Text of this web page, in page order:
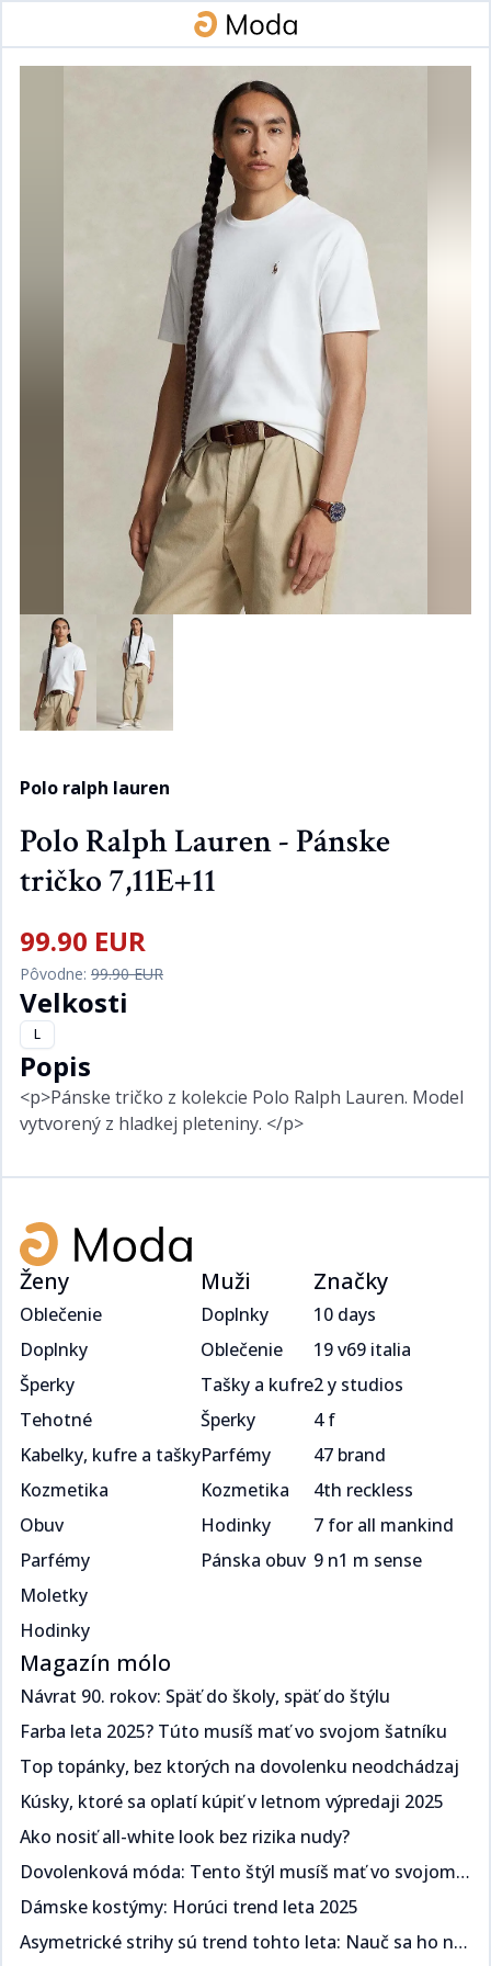
Polo ralph lauren
Polo Ralph Lauren - Pánske
tričko 7,11E+11
99.90 EUR
Pôvodne: 99.90 EUR
Velkosti
L
Popis
<p>Pánske tričko z kolekcie Polo Ralph Lauren. Model
vytvorený z hladkej pleteniny. </p>
Ženy
Oblečenie
Doplnky
Šperky
Tehotné
Kabelky, kufre a tašky
Kozmetika
Obuv
Parfémy
Moletky
Hodinky
Muži
Doplnky
Oblečenie
Tašky a kufre
Šperky
Parfémy
Kozmetika
Hodinky
Pánska obuv
Značky
10 days
19 v69 italia
2 y studios
4 f
47 brand
4th reckless
7 for all mankind
9 n1 m sense
Magazín mólo
Návrat 90. rokov: Späť do školy, späť do štýlu​​​​‌ ‍ ​‍​‍‌‍ ‌ ​‍‌‍‍‌‌‍‌ ‌‍‍‌‌‍ ‍​‍​‍​ ‍‍​‍​‍‌ ​ ‌‍​‌‌‍ ‍‌‍‍‌‌ ‌​‌ ‍‌​‍ ‍‌‍‍‌‌‍ ​‍​‍​‍ ​​‍​‍‌‍‍​‌ ​‍‌‍‌‌‌‍‌‍​‍​‍​ ‍‍​‍​‍‌‍‍​‌ ‌​‌ ‌​‌ ​​​ ‍‍​‍ ​‍ ‌‍ ​‌‍ ‌‍​ ‌‍​‌‌‍ ​‌‍‍​‌‍ ‌ ​ ‌ ‌​​ ‍‍​ ​ ​ ​​​ ​​​ ​​​‍ ‌ ​ ‌ ‌​‌ ‌‌‌‍‌​‌‍‍‌‌‍ ​‍ ‌‍‍‌‌‍ ‍‌ ‌​‌‍‌‌‌‍ ‍‌ ‌​​‍ ‌‍‌‌‌‍‌​‌‍‍‌‌ ‌​​‍ ‌‍ ‌‌‍ ‌‍‌​‌‍‌‌​ ‌‌ ​​‌ ​‍‌‍‌‌‌ ​ ‌‍‌‌‌‍ ‍‌ ‌​‌‍​‌‌ ‌​‌‍‍‌‌‍ ‌‍ ‍​ ‍ ‌‍‍‌‌‍‌​​ ‌​ ​‍‌‍​ ‌‍​ ‌‍‌​​ ‍​​ ‍​​ ‌‌​ ​‌​‍ ‌​ ‍​​ ​ ‌‍​‌​ ​‌​‍ ‌​ ‌​‌‍‌​​ ​‌​ ​‍​‍ ‌‌‍​‌‌‍​‌​ ​​​ ​​​‍ ‌​ ‍‌​ ‌ ​ ​‌‌‍​ ​ ​‌​ ​‌‌‍​‍‌‍‌​​ ​‍‌‍‌​‌‍‌‍​ ‌ ​ ‍ ‌ ‌​‌ ‍‌‌ ​​‌‍‌‌​ ‌‌ ​​‌‍ ‌ ​ ‌ ‌​​ ‍ ‌ ​​‌‍​‌‌ ‌​‌‍‍​​ ‌‌ ‌​‌‍‍‌‌ ‌​‌‍ ​‌‍‌‌​ ‌‍​‍‌‍​‌‌ ​ ‌‍‌‌‌‌‌‌‌ ​‍‌‍ ​​ ‌‌‍‍​‌ ‌​‌ ‌​‌ ​​​‍‌‌​ ​ ‌​​‌​‍‌‌​ ​‍‌​‌‍​‍‌‌​ ​‍‌​‌‍‌‍ ​‌‍ ‌‍​ ‌‍​‌‌‍ ​‌‍‍​‌‍ ‌ ​ ‌ ‌​​‍‌‌​ ​ ‌​​‌​ ​ ​ ​​​ ​​​ ​​​‍‌‌​ ​‍‌​‌‍‌ ​ ‌ ‌​‌ ‌‌‌‍‌​‌‍‍‌‌‍ ​‍‌‍‌‍‍‌‌‍‌​​ ‌​ ​‍‌‍​ ‌‍​ ‌‍‌​​ ‍​​ ‍​​ ‌‌​ ​‌​‍ ‌​ ‍​​ ​ ‌‍​‌​ ​‌​‍ ‌​ ‌​‌‍‌​​ ​‌​ ​‍​‍ ‌‌‍​‌‌‍​‌​ ​​​ ​​​‍ ‌​ ‍‌​ ‌ ​ ​‌‌‍​ ​ ​‌​ ​‌‌‍​‍‌‍‌​​ ​‍‌‍‌​‌‍‌‍​ ‌ ​‍‌‍‌ ‌​‌ ‍‌‌ ​​‌‍‌‌​ ‌‌ ​​‌‍ ‌ ​ ‌ ‌​​‍‌‍‌ ​​‌‍​‌‌ ‌​‌‍‍​​ ‌‌ ‌​‌‍‍‌‌ ‌​‌‍ ​‌‍‌‌​‍‌‍‌ ​​‌‍‌‌‌ ​‍‌ ​ ‌ ​​‌‍‌‌‌‍​ ‌ ‌​‌‍‍‌‌ ‌‍‌‍‌‌​ ‌‌ ​​‌ ‌‌‌‍​‍‌‍ ​‌‍‍‌‌ ​ ‌‍‍​‌‍‌‌‌‍‌​​‍​‍‌ ‌
Farba leta 2025? Túto musíš mať vo svojom šatníku ​​​​‌ ‍ ​‍​‍‌‍ ‌ ​‍‌‍‍‌‌‍‌ ‌‍‍‌‌‍ ‍​‍​‍​ ‍‍​‍​‍‌ ​ ‌‍​‌‌‍ ‍‌‍‍‌‌ ‌​‌ ‍‌​‍ ‍‌‍‍‌‌‍ ​‍​‍​‍ ​​‍​‍‌‍‍​‌ ​‍‌‍‌‌‌‍‌‍​‍​‍​ ‍‍​‍​‍‌‍‍​‌ ‌​‌ ‌​‌ ​​​ ‍‍​‍ ​‍ ‌‍ ​‌‍ ‌‍​ ‌‍​‌‌‍ ​‌‍‍​‌‍ ‌ ​ ‌ ‌​​ ‍‍​ ​ ​ ​​​ ​​​ ​​​‍ ‌ ​ ‌ ‌​‌ ‌‌‌‍‌​‌‍‍‌‌‍ ​‍ ‌‍‍‌‌‍ ‍‌ ‌​‌‍‌‌‌‍ ‍‌ ‌​​‍ ‌‍‌‌‌‍‌​‌‍‍‌‌ ‌​​‍ ‌‍ ‌‌‍ ‌‍‌​‌‍‌‌​ ‌‌ ​​‌ ​‍‌‍‌‌‌ ​ ‌‍‌‌‌‍ ‍‌ ‌​‌‍​‌‌ ‌​‌‍‍‌‌‍ ‌‍ ‍​ ‍ ‌‍‍‌‌‍‌​​ ‌​ ​‌‌‍​‌​ ‌​​ ‌‍​ ​​‌‍​‌​ ​‍‌‍​‍​‍ ‌​ ‍​‌‍​‍‌‍​‍‌‍‌‍​‍ ‌​ ‌​‌‍‌‍​ ​​​ ​‍​‍ ‌‌‍​‌‌‍​‍​ ‌ ‌‍‌‍​‍ ‌‌‍‌‍​ ‍‌‌‍​ ‌‍​‍​ ‍‌​ ‍‌‌‍‌‌​ ​​‌‍‌‍​ ​ ‌‍‌​​ ​‍​ ‍ ‌ ‌​‌ ‍‌‌ ​​‌‍‌‌​ ‌‌ ​​‌‍ ‌ ​ ‌ ‌​​ ‍ ‌ ​​‌‍​‌‌ ‌​‌‍‍​​ ‌‌ ‌​‌‍‍‌‌ ‌​‌‍ ​‌‍‌‌​ ‌‍​‍‌‍​‌‌ ​ ‌‍‌‌‌‌‌‌‌ ​‍‌‍ ​​ ‌‌‍‍​‌ ‌​‌ ‌​‌ ​​​‍‌‌​ ​ ‌​​‌​‍‌‌​ ​‍‌​‌‍​‍‌‌​ ​‍‌​‌‍‌‍ ​‌‍ ‌‍​ ‌‍​‌‌‍ ​‌‍‍​‌‍ ‌ ​ ‌ ‌​​‍‌‌​ ​ ‌​​‌​ ​ ​ ​​​ ​​​ ​​​‍‌‌​ ​‍‌​‌‍‌ ​ ‌ ‌​‌ ‌‌‌‍‌​‌‍‍‌‌‍ ​‍‌‍‌‍‍‌‌‍‌​​ ‌​ ​‌‌‍​‌​ ‌​​ ‌‍​ ​​‌‍​‌​ ​‍‌‍​‍​‍ ‌​ ‍​‌‍​‍‌‍​‍‌‍‌‍​‍ ‌​ ‌​‌‍‌‍​ ​​​ ​‍​‍ ‌‌‍​‌‌‍​‍​ ‌ ‌‍‌‍​‍ ‌‌‍‌‍​ ‍‌‌‍​ ‌‍​‍​ ‍‌​ ‍‌‌‍‌‌​ ​​‌‍‌‍​ ​ ‌‍‌​​ ​‍​‍‌‍‌ ‌​‌ ‍‌‌ ​​‌‍‌‌​ ‌‌ ​​‌‍ ‌ ​ ‌ ‌​​‍‌‍‌ ​​‌‍​‌‌ ‌​‌‍‍​​ ‌‌ ‌​‌‍‍‌‌ ‌​‌‍ ​‌‍‌‌​‍‌‍‌ ​​‌‍‌‌‌ ​‍‌ ​ ‌ ​​‌‍‌‌‌‍​ ‌ ‌​‌‍‍‌‌ ‌‍‌‍‌‌​ ‌‌ ​​‌ ‌‌‌‍​‍‌‍ ​‌‍‍‌‌ ​ ‌‍‍​‌‍‌‌‌‍‌​​‍​‍‌ ‌
Top topánky, bez ktorých na dovolenku neodchádzaj​​​​‌ ‍ ​‍​‍‌‍ ‌ ​‍‌‍‍‌‌‍‌ ‌‍‍‌‌‍ ‍​‍​‍​ ‍‍​‍​‍‌ ​ ‌‍​‌‌‍ ‍‌‍‍‌‌ ‌​‌ ‍‌​‍ ‍‌‍‍‌‌‍ ​‍​‍​‍ ​​‍​‍‌‍‍​‌ ​‍‌‍‌‌‌‍‌‍​‍​‍​ ‍‍​‍​‍‌‍‍​‌ ‌​‌ ‌​‌ ​​​ ‍‍​‍ ​‍ ‌‍ ​‌‍ ‌‍​ ‌‍​‌‌‍ ​‌‍‍​‌‍ ‌ ​ ‌ ‌​​ ‍‍​ ​ ​ ​​​ ​​​ ​​​‍ ‌ ​ ‌ ‌​‌ ‌‌‌‍‌​‌‍‍‌‌‍ ​‍ ‌‍‍‌‌‍ ‍‌ ‌​‌‍‌‌‌‍ ‍‌ ‌​​‍ ‌‍‌‌‌‍‌​‌‍‍‌‌ ‌​​‍ ‌‍ ‌‌‍ ‌‍‌​‌‍‌‌​ ‌‌ ​​‌ ​‍‌‍‌‌‌ ​ ‌‍‌‌‌‍ ‍‌ ‌​‌‍​‌‌ ‌​‌‍‍‌‌‍ ‌‍ ‍​ ‍ ‌‍‍‌‌‍‌​​ ‌​ ​‌​ ‍‌​ ​‍‌‍​ ​ ‌ ​ ​‌​ ‌‌​ ​‍​‍ ‌‌‍​‌‌‍​‌​ ‍​‌‍​‍​‍ ‌​ ‌​​ ‌‌​ ‍‌‌‍‌‍​‍ ‌‌‍​‌​ ‍​​ ‌ ​ ‍​​‍ ‌​ ‍‌​ ‌ ​ ​​​ ‍‌‌‍​ ​ ‍​​ ‍‌​ ​‍​ ​​‌‍‌‍‌‍​‍‌‍‌‌​ ‍ ‌ ‌​‌ ‍‌‌ ​​‌‍‌‌​ ‌‌ ​​‌‍ ‌ ​ ‌ ‌​​ ‍ ‌ ​​‌‍​‌‌ ‌​‌‍‍​​ ‌‌ ‌​‌‍‍‌‌ ‌​‌‍ ​‌‍‌‌​ ‌‍​‍‌‍​‌‌ ​ ‌‍‌‌‌‌‌‌‌ ​‍‌‍ ​​ ‌‌‍‍​‌ ‌​‌ ‌​‌ ​​​‍‌‌​ ​ ‌​​‌​‍‌‌​ ​‍‌​‌‍​‍‌‌​ ​‍‌​‌‍‌‍ ​‌‍ ‌‍​ ‌‍​‌‌‍ ​‌‍‍​‌‍ ‌ ​ ‌ ‌​​‍‌‌​ ​ ‌​​‌​ ​ ​ ​​​ ​​​ ​​​‍‌‌​ ​‍‌​‌‍‌ ​ ‌ ‌​‌ ‌‌‌‍‌​‌‍‍‌‌‍ ​‍‌‍‌‍‍‌‌‍‌​​ ‌​ ​‌​ ‍‌​ ​‍‌‍​ ​ ‌ ​ ​‌​ ‌‌​ ​‍​‍ ‌‌‍​‌‌‍​‌​ ‍​‌‍​‍​‍ ‌​ ‌​​ ‌‌​ ‍‌‌‍‌‍​‍ ‌‌‍​‌​ ‍​​ ‌ ​ ‍​​‍ ‌​ ‍‌​ ‌ ​ ​​​ ‍‌‌‍​ ​ ‍​​ ‍‌​ ​‍​ ​​‌‍‌‍‌‍​‍‌‍‌‌​‍‌‍‌ ‌​‌ ‍‌‌ ​​‌‍‌‌​ ‌‌ ​​‌‍ ‌ ​ ‌ ‌​​‍‌‍‌ ​​‌‍​‌‌ ‌​‌‍‍​​ ‌‌ ‌​‌‍‍‌‌ ‌​‌‍ ​‌‍‌‌​‍‌‍‌ ​​‌‍‌‌‌ ​‍‌ ​ ‌ ​​‌‍‌‌‌‍​ ‌ ‌​‌‍‍‌‌ ‌‍‌‍‌‌​ ‌‌ ​​‌ ‌‌‌‍​‍‌‍ ​‌‍‍‌‌ ​ ‌‍‍​‌‍‌‌‌‍‌​​‍​‍‌ ‌
Kúsky, ktoré sa oplatí kúpiť v letnom výpredaji 2025​​​​‌ ‍ ​‍​‍‌‍ ‌ ​‍‌‍‍‌‌‍‌ ‌‍‍‌‌‍ ‍​‍​‍​ ‍‍​‍​‍‌ ​ ‌‍​‌‌‍ ‍‌‍‍‌‌ ‌​‌ ‍‌​‍ ‍‌‍‍‌‌‍ ​‍​‍​‍ ​​‍​‍‌‍‍​‌ ​‍‌‍‌‌‌‍‌‍​‍​‍​ ‍‍​‍​‍‌‍‍​‌ ‌​‌ ‌​‌ ​​​ ‍‍​‍ ​‍ ‌‍ ​‌‍ ‌‍​ ‌‍​‌‌‍ ​‌‍‍​‌‍ ‌ ​ ‌ ‌​​ ‍‍​ ​ ​ ​​​ ​​​ ​​​‍ ‌ ​ ‌ ‌​‌ ‌‌‌‍‌​‌‍‍‌‌‍ ​‍ ‌‍‍‌‌‍ ‍‌ ‌​‌‍‌‌‌‍ ‍‌ ‌​​‍ ‌‍‌‌‌‍‌​‌‍‍‌‌ ‌​​‍ ‌‍ ‌‌‍ ‌‍‌​‌‍‌‌​ ‌‌ ​​‌ ​‍‌‍‌‌‌ ​ ‌‍‌‌‌‍ ‍‌ ‌​‌‍​‌‌ ‌​‌‍‍‌‌‍ ‌‍ ‍​ ‍ ‌‍‍‌‌‍‌​​ ‌‌‍​‌‌‍​‍​ ​ ​ ‌​‌‍‌​‌‍‌‌​ ​ ‌‍‌​​‍ ‌​ ‍‌​ ​‌​ ‍‌​ ​‍​‍ ‌​ ‌​‌‍​‌​ ​‌​ ‍​​‍ ‌‌‍​‌​ ‌‌​ ‍​‌‍‌‌​‍ ‌‌‍‌‍​ ‌‌‌‍​‌‌‍​‌​ ​‌‌‍​ ​ ‍‌​ ‌ ‌‍‌​‌‍​‌​ ​​‌‍​ ​ ‍ ‌ ‌​‌ ‍‌‌ ​​‌‍‌‌​ ‌‌ ​​‌‍ ‌ ​ ‌ ‌​​ ‍ ‌ ​​‌‍​‌‌ ‌​‌‍‍​​ ‌‌ ‌​‌‍‍‌‌ ‌​‌‍ ​‌‍‌‌​ ‌‍​‍‌‍​‌‌ ​ ‌‍‌‌‌‌‌‌‌ ​‍‌‍ ​​ ‌‌‍‍​‌ ‌​‌ ‌​‌ ​​​‍‌‌​ ​ ‌​​‌​‍‌‌​ ​‍‌​‌‍​‍‌‌​ ​‍‌​‌‍‌‍ ​‌‍ ‌‍​ ‌‍​‌‌‍ ​‌‍‍​‌‍ ‌ ​ ‌ ‌​​‍‌‌​ ​ ‌​​‌​ ​ ​ ​​​ ​​​ ​​​‍‌‌​ ​‍‌​‌‍‌ ​ ‌ ‌​‌ ‌‌‌‍‌​‌‍‍‌‌‍ ​‍‌‍‌‍‍‌‌‍‌​​ ‌‌‍​‌‌‍​‍​ ​ ​ ‌​‌‍‌​‌‍‌‌​ ​ ‌‍‌​​‍ ‌​ ‍‌​ ​‌​ ‍‌​ ​‍​‍ ‌​ ‌​‌‍​‌​ ​‌​ ‍​​‍ ‌‌‍​‌​ ‌‌​ ‍​‌‍‌‌​‍ ‌‌‍‌‍​ ‌‌‌‍​‌‌‍​‌​ ​‌‌‍​ ​ ‍‌​ ‌ ‌‍‌​‌‍​‌​ ​​‌‍​ ​‍‌‍‌ ‌​‌ ‍‌‌ ​​‌‍‌‌​ ‌‌ ​​‌‍ ‌ ​ ‌ ‌​​‍‌‍‌ ​​‌‍​‌‌ ‌​‌‍‍​​ ‌‌ ‌​‌‍‍‌‌ ‌​‌‍ ​‌‍‌‌​‍‌‍‌ ​​‌‍‌‌‌ ​‍‌ ​ ‌ ​​‌‍‌‌‌‍​ ‌ ‌​‌‍‍‌‌ ‌‍‌‍‌‌​ ‌‌ ​​‌ ‌‌‌‍​‍‌‍ ​‌‍‍‌‌ ​ ‌‍‍​‌‍‌‌‌‍‌​​‍​‍‌ ‌
Ako nosiť all-white look bez rizika nudy?​​​​‌ ‍ ​‍​‍‌‍ ‌ ​‍‌‍‍‌‌‍‌ ‌‍‍‌‌‍ ‍​‍​‍​ ‍‍​‍​‍‌ ​ ‌‍​‌‌‍ ‍‌‍‍‌‌ ‌​‌ ‍‌​‍ ‍‌‍‍‌‌‍ ​‍​‍​‍ ​​‍​‍‌‍‍​‌ ​‍‌‍‌‌‌‍‌‍​‍​‍​ ‍‍​‍​‍‌‍‍​‌ ‌​‌ ‌​‌ ​​​ ‍‍​‍ ​‍ ‌‍ ​‌‍ ‌‍​ ‌‍​‌‌‍ ​‌‍‍​‌‍ ‌ ​ ‌ ‌​​ ‍‍​ ​ ​ ​​​ ​​​ ​​​‍ ‌ ​ ‌ ‌​‌ ‌‌‌‍‌​‌‍‍‌‌‍ ​‍ ‌‍‍‌‌‍ ‍‌ ‌​‌‍‌‌‌‍ ‍‌ ‌​​‍ ‌‍‌‌‌‍‌​‌‍‍‌‌ ‌​​‍ ‌‍ ‌‌‍ ‌‍‌​‌‍‌‌​ ‌‌ ​​‌ ​‍‌‍‌‌‌ ​ ‌‍‌‌‌‍ ‍‌ ‌​‌‍​‌‌ ‌​‌‍‍‌‌‍ ‌‍ ‍​ ‍ ‌‍‍‌‌‍‌​​ ‌‌‍‌‍​ ‌‌​ ‍‌​ ‍‌​ ‍​​ ‌‌‌‍‌‍​ ​ ​‍ ‌​ ‍‌‌‍​ ​ ​ ‌‍​‌​‍ ‌​ ‌​‌‍‌‌​ ‌​​ ​​​‍ ‌​ ‍​​ ‌ ​ ​‍‌‍‌‌​‍ ‌​ ‌​​ ​‌‌‍‌​‌‍‌‌‌‍‌‌‌‍​‍‌‍‌‌​ ​‌​ ‍‌‌‍‌‌​ ‌‍​ ‌ ​ ‍ ‌ ‌​‌ ‍‌‌ ​​‌‍‌‌​ ‌‌ ​​‌‍ ‌ ​ ‌ ‌​​ ‍ ‌ ​​‌‍​‌‌ ‌​‌‍‍​​ ‌‌ ‌​‌‍‍‌‌ ‌​‌‍ ​‌‍‌‌​ ‌‍​‍‌‍​‌‌ ​ ‌‍‌‌‌‌‌‌‌ ​‍‌‍ ​​ ‌‌‍‍​‌ ‌​‌ ‌​‌ ​​​‍‌‌​ ​ ‌​​‌​‍‌‌​ ​‍‌​‌‍​‍‌‌​ ​‍‌​‌‍‌‍ ​‌‍ ‌‍​ ‌‍​‌‌‍ ​‌‍‍​‌‍ ‌ ​ ‌ ‌​​‍‌‌​ ​ ‌​​‌​ ​ ​ ​​​ ​​​ ​​​‍‌‌​ ​‍‌​‌‍‌ ​ ‌ ‌​‌ ‌‌‌‍‌​‌‍‍‌‌‍ ​‍‌‍‌‍‍‌‌‍‌​​ ‌‌‍‌‍​ ‌‌​ ‍‌​ ‍‌​ ‍​​ ‌‌‌‍‌‍​ ​ ​‍ ‌​ ‍‌‌‍​ ​ ​ ‌‍​‌​‍ ‌​ ‌​‌‍‌‌​ ‌​​ ​​​‍ ‌​ ‍​​ ‌ ​ ​‍‌‍‌‌​‍ ‌​ ‌​​ ​‌‌‍‌​‌‍‌‌‌‍‌‌‌‍​‍‌‍‌‌​ ​‌​ ‍‌‌‍‌‌​ ‌‍​ ‌ ​‍‌‍‌ ‌​‌ ‍‌‌ ​​‌‍‌‌​ ‌‌ ​​‌‍ ‌ ​ ‌ ‌​​‍‌‍‌ ​​‌‍​‌‌ ‌​‌‍‍​​ ‌‌ ‌​‌‍‍‌‌ ‌​‌‍ ​‌‍‌‌​‍‌‍‌ ​​‌‍‌‌‌ ​‍‌ ​ ‌ ​​‌‍‌‌‌‍​ ‌ ‌​‌‍‍‌‌ ‌‍‌‍‌‌​ ‌‌ ​​‌ ‌‌‌‍​‍‌‍ ​‌‍‍‌‌ ​ ‌‍‍​‌‍‌‌‌‍‌​​‍​‍‌ ‌
Dovolenková móda: Tento štýl musíš mať vo svojom šatníku ​​​​‌ ‍ ​‍​‍‌‍ ‌ ​‍‌‍‍‌‌‍‌ ‌‍‍‌‌‍ ‍​‍​‍​ ‍‍​‍​‍‌ ​ ‌‍​‌‌‍ ‍‌‍‍‌‌ ‌​‌ ‍‌​‍ ‍‌‍‍‌‌‍ ​‍​‍​‍ ​​‍​‍‌‍‍​‌ ​‍‌‍‌‌‌‍‌‍​‍​‍​ ‍‍​‍​‍‌‍‍​‌ ‌​‌ ‌​‌ ​​​ ‍‍​‍ ​‍ ‌‍ ​‌‍ ‌‍​ ‌‍​‌‌‍ ​‌‍‍​‌‍ ‌ ​ ‌ ‌​​ ‍‍​ ​ ​ ​​​ ​​​ ​​​‍ ‌ ​ ‌ ‌​‌ ‌‌‌‍‌​‌‍‍‌‌‍ ​‍ ‌‍‍‌‌‍ ‍‌ ‌​‌‍‌‌‌‍ ‍‌ ‌​​‍ ‌‍‌‌‌‍‌​‌‍‍‌‌ ‌​​‍ ‌‍ ‌‌‍ ‌‍‌​‌‍‌‌​ ‌‌ ​​‌ ​‍‌‍‌‌‌ ​ ‌‍‌‌‌‍ ‍‌ ‌​‌‍​‌‌ ‌​‌‍‍‌‌‍ ‌‍ ‍​ ‍ ‌‍‍‌‌‍‌​​ ‌​ ​​​ ‌‌​ ​​‌‍‌‌​ ‍​‌‍‌​​ ​​‌‍‌‌​‍ ‌​ ​​​ ‍‌​ ‌ ​ ‍​​‍ ‌​ ‌​​ ​ ‌‍​ ​ ‌​​‍ ‌​ ‍‌‌‍​‌​ ‍‌​ ​​​‍ ‌​ ‍​​ ​‌​ ‍​​ ​‍​ ​​‌‍‌‌​ ​ ​ ​‌​ ​ ‌‍​ ​ ‍​​ ​‍​ ‍ ‌ ‌​‌ ‍‌‌ ​​‌‍‌‌​ ‌‌ ​​‌‍ ‌ ​ ‌ ‌​​ ‍ ‌ ​​‌‍​‌‌ ‌​‌‍‍​​ ‌‌ ‌​‌‍‍‌‌ ‌​‌‍ ​‌‍‌‌​ ‌‍​‍‌‍​‌‌ ​ ‌‍‌‌‌‌‌‌‌ ​‍‌‍ ​​ ‌‌‍‍​‌ ‌​‌ ‌​‌ ​​​‍‌‌​ ​ ‌​​‌​‍‌‌​ ​‍‌​‌‍​‍‌‌​ ​‍‌​‌‍‌‍ ​‌‍ ‌‍​ ‌‍​‌‌‍ ​‌‍‍​‌‍ ‌ ​ ‌ ‌​​‍‌‌​ ​ ‌​​‌​ ​ ​ ​​​ ​​​ ​​​‍‌‌​ ​‍‌​‌‍‌ ​ ‌ ‌​‌ ‌‌‌‍‌​‌‍‍‌‌‍ ​‍‌‍‌‍‍‌‌‍‌​​ ‌​ ​​​ ‌‌​ ​​‌‍‌‌​ ‍​‌‍‌​​ ​​‌‍‌‌​‍ ‌​ ​​​ ‍‌​ ‌ ​ ‍​​‍ ‌​ ‌​​ ​ ‌‍​ ​ ‌​​‍ ‌​ ‍‌‌‍​‌​ ‍‌​ ​​​‍ ‌​ ‍​​ ​‌​ ‍​​ ​‍​ ​​‌‍‌‌​ ​ ​ ​‌​ ​ ‌‍​ ​ ‍​​ ​‍​‍‌‍‌ ‌​‌ ‍‌‌ ​​‌‍‌‌​ ‌‌ ​​‌‍ ‌ ​ ‌ ‌​​‍‌‍‌ ​​‌‍​‌‌ ‌​‌‍‍​​ ‌‌ ‌​‌‍‍‌‌ ‌​‌‍ ​‌‍‌‌​‍‌‍‌ ​​‌‍‌‌‌ ​‍‌ ​ ‌ ​​‌‍‌‌‌‍​ ‌ ‌​‌‍‍‌‌ ‌‍‌‍‌‌​ ‌‌ ​​‌ ‌‌‌‍​‍‌‍ ​‌‍‍‌‌ ​ ‌‍‍​‌‍‌‌‌‍‌​​‍​‍‌ ‌
Dámske kostýmy: Horúci trend leta 2025 ​​​​‌ ‍ ​‍​‍‌‍ ‌ ​‍‌‍‍‌‌‍‌ ‌‍‍‌‌‍ ‍​‍​‍​ ‍‍​‍​‍‌ ​ ‌‍​‌‌‍ ‍‌‍‍‌‌ ‌​‌ ‍‌​‍ ‍‌‍‍‌‌‍ ​‍​‍​‍ ​​‍​‍‌‍‍​‌ ​‍‌‍‌‌‌‍‌‍​‍​‍​ ‍‍​‍​‍‌‍‍​‌ ‌​‌ ‌​‌ ​​​ ‍‍​‍ ​‍ ‌‍ ​‌‍ ‌‍​ ‌‍​‌‌‍ ​‌‍‍​‌‍ ‌ ​ ‌ ‌​​ ‍‍​ ​ ​ ​​​ ​​​ ​​​‍ ‌ ​ ‌ ‌​‌ ‌‌‌‍‌​‌‍‍‌‌‍ ​‍ ‌‍‍‌‌‍ ‍‌ ‌​‌‍‌‌‌‍ ‍‌ ‌​​‍ ‌‍‌‌‌‍‌​‌‍‍‌‌ ‌​​‍ ‌‍ ‌‌‍ ‌‍‌​‌‍‌‌​ ‌‌ ​​‌ ​‍‌‍‌‌‌ ​ ‌‍‌‌‌‍ ‍‌ ‌​‌‍​‌‌ ‌​‌‍‍‌‌‍ ‌‍ ‍​ ‍ ‌‍‍‌‌‍‌​​ ‌​ ​‌​ ‍​​ ‍‌​ ​‌​ ‌​​ ‌‍‌‍‌​‌‍‌​​‍ ‌‌‍‌‌​ ‌ ​ ‌‌​ ‌​​‍ ‌​ ‌​​ ​‍​ ‌‍‌‍‌‍​‍ ‌​ ‍​​ ‌​‌‍‌‍​ ‌ ​‍ ‌​ ​‌‌‍‌​​ ‍‌​ ‌‌‌‍‌‍​ ​ ​ ​ ​ ​‍​ ​​​ ‌‌‌‍‌‍‌‍‌‍​ ‍ ‌ ‌​‌ ‍‌‌ ​​‌‍‌‌​ ‌‌ ​​‌‍ ‌ ​ ‌ ‌​​ ‍ ‌ ​​‌‍​‌‌ ‌​‌‍‍​​ ‌‌ ‌​‌‍‍‌‌ ‌​‌‍ ​‌‍‌‌​ ‌‍​‍‌‍​‌‌ ​ ‌‍‌‌‌‌‌‌‌ ​‍‌‍ ​​ ‌‌‍‍​‌ ‌​‌ ‌​‌ ​​​‍‌‌​ ​ ‌​​‌​‍‌‌​ ​‍‌​‌‍​‍‌‌​ ​‍‌​‌‍‌‍ ​‌‍ ‌‍​ ‌‍​‌‌‍ ​‌‍‍​‌‍ ‌ ​ ‌ ‌​​‍‌‌​ ​ ‌​​‌​ ​ ​ ​​​ ​​​ ​​​‍‌‌​ ​‍‌​‌‍‌ ​ ‌ ‌​‌ ‌‌‌‍‌​‌‍‍‌‌‍ ​‍‌‍‌‍‍‌‌‍‌​​ ‌​ ​‌​ ‍​​ ‍‌​ ​‌​ ‌​​ ‌‍‌‍‌​‌‍‌​​‍ ‌‌‍‌‌​ ‌ ​ ‌‌​ ‌​​‍ ‌​ ‌​​ ​‍​ ‌‍‌‍‌‍​‍ ‌​ ‍​​ ‌​‌‍‌‍​ ‌ ​‍ ‌​ ​‌‌‍‌​​ ‍‌​ ‌‌‌‍‌‍​ ​ ​ ​ ​ ​‍​ ​​​ ‌‌‌‍‌‍‌‍‌‍​‍‌‍‌ ‌​‌ ‍‌‌ ​​‌‍‌‌​ ‌‌ ​​‌‍ ‌ ​ ‌ ‌​​‍‌‍‌ ​​‌‍​‌‌ ‌​‌‍‍​​ ‌‌ ‌​‌‍‍‌‌ ‌​‌‍ ​‌‍‌‌​‍‌‍‌ ​​‌‍‌‌‌ ​‍‌ ​ ‌ ​​‌‍‌‌‌‍​ ‌ ‌​‌‍‍‌‌ ‌‍‌‍‌‌​ ‌‌ ​​‌ ‌‌‌‍​‍‌‍ ​‌‍‍‌‌ ​ ‌‍‍​‌‍‌‌‌‍‌​​‍​‍‌ ‌
Asymetrické strihy sú trend tohto leta: Nauč sa ho nosiť​​​​‌ ‍ ​‍​‍‌‍ ‌ ​‍‌‍‍‌‌‍‌ ‌‍‍‌‌‍ ‍​‍​‍​ ‍‍​‍​‍‌ ​ ‌‍​‌‌‍ ‍‌‍‍‌‌ ‌​‌ ‍‌​‍ ‍‌‍‍‌‌‍ ​‍​‍​‍ ​​‍​‍‌‍‍​‌ ​‍‌‍‌‌‌‍‌‍​‍​‍​ ‍‍​‍​‍‌‍‍​‌ ‌​‌ ‌​‌ ​​​ ‍‍​‍ ​‍ ‌‍ ​‌‍ ‌‍​ ‌‍​‌‌‍ ​‌‍‍​‌‍ ‌ ​ ‌ ‌​​ ‍‍​ ​ ​ ​​​ ​​​ ​​​‍ ‌ ​ ‌ ‌​‌ ‌‌‌‍‌​‌‍‍‌‌‍ ​‍ ‌‍‍‌‌‍ ‍‌ ‌​‌‍‌‌‌‍ ‍‌ ‌​​‍ ‌‍‌‌‌‍‌​‌‍‍‌‌ ‌​​‍ ‌‍ ‌‌‍ ‌‍‌​‌‍‌‌​ ‌‌ ​​‌ ​‍‌‍‌‌‌ ​ ‌‍‌‌‌‍ ‍‌ ‌​‌‍​‌‌ ‌​‌‍‍‌‌‍ ‌‍ ‍​ ‍ ‌‍‍‌‌‍‌​​ ‌​ ‌‍​ ‌ ​ ​​‌‍‌​‌‍‌‍​ ​ ​ ​‌‌‍​‍​‍ ‌​ ​ ​ ​ ​ ​‌​ ‌‍​‍ ‌​ ‌​‌‍‌​​ ‌ ​ ‌​​‍ ‌​ ‍​​ ‌‌​ ​ ​ ‌‍​‍ ‌​ ​ ​ ‌‌​ ​​‌‍‌​​ ‌‍​ ​‌‌‍‌‌‌‍​‍‌‍​ ‌‍​‍​ ‍‌‌‍‌​​ ‍ ‌ ‌​‌ ‍‌‌ ​​‌‍‌‌​ ‌‌ ​​‌‍ ‌ ​ ‌ ‌​​ ‍ ‌ ​​‌‍​‌‌ ‌​‌‍‍​​ ‌‌ ‌​‌‍‍‌‌ ‌​‌‍ ​‌‍‌‌​ ‌‍​‍‌‍​‌‌ ​ ‌‍‌‌‌‌‌‌‌ ​‍‌‍ ​​ ‌‌‍‍​‌ ‌​‌ ‌​‌ ​​​‍‌‌​ ​ ‌​​‌​‍‌‌​ ​‍‌​‌‍​‍‌‌​ ​‍‌​‌‍‌‍ ​‌‍ ‌‍​ ‌‍​‌‌‍ ​‌‍‍​‌‍ ‌ ​ ‌ ‌​​‍‌‌​ ​ ‌​​‌​ ​ ​ ​​​ ​​​ ​​​‍‌‌​ ​‍‌​‌‍‌ ​ ‌ ‌​‌ ‌‌‌‍‌​‌‍‍‌‌‍ ​‍‌‍‌‍‍‌‌‍‌​​ ‌​ ‌‍​ ‌ ​ ​​‌‍‌​‌‍‌‍​ ​ ​ ​‌‌‍​‍​‍ ‌​ ​ ​ ​ ​ ​‌​ ‌‍​‍ ‌​ ‌​‌‍‌​​ ‌ ​ ‌​​‍ ‌​ ‍​​ ‌‌​ ​ ​ ‌‍​‍ ‌​ ​ ​ ‌‌​ ​​‌‍‌​​ ‌‍​ ​‌‌‍‌‌‌‍​‍‌‍​ ‌‍​‍​ ‍‌‌‍‌​​‍‌‍‌ ‌​‌ ‍‌‌ ​​‌‍‌‌​ ‌‌ ​​‌‍ ‌ ​ ‌ ‌​​‍‌‍‌ ​​‌‍​‌‌ ‌​‌‍‍​​ ‌‌ ‌​‌‍‍‌‌ ‌​‌‍ ​‌‍‌‌​‍‌‍‌ ​​‌‍‌‌‌ ​‍‌ ​ ‌ ​​‌‍‌‌‌‍​ ‌ ‌​‌‍‍‌‌ ‌‍‌‍‌‌​ ‌‌ ​​‌ ‌‌‌‍​‍‌‍ ​‌‍‍‌‌ ​ ‌‍‍​‌‍‌‌‌‍‌​​‍​‍‌ ‌